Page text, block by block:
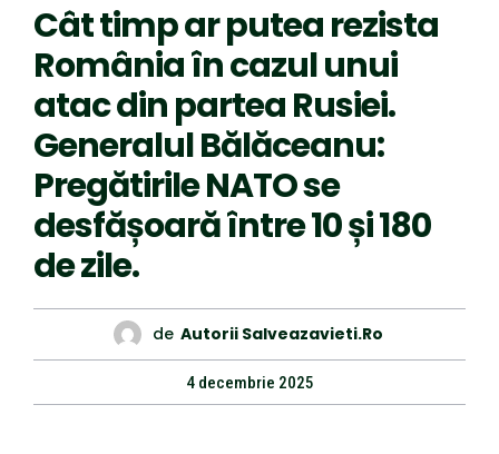
Cât timp ar putea rezista
România în cazul unui
atac din partea Rusiei.
Generalul Bălăceanu:
Pregătirile NATO se
desfășoară între 10 și 180
de zile.
de Autorii Salveazavieti.ro
4 decembrie 2025